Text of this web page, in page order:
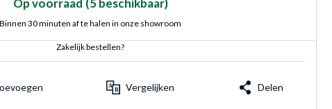
Op voorraad (5 beschikbaar)
Binnen 30 minuten af te halen in onze showroom
Zakelijk bestellen?
Vergelijken Delen